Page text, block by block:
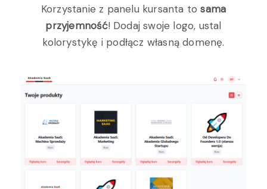
Korzystanie z panelu kursanta tosama
przyjemność! Dodaj swoje logo, ustal
kolorystykę i podłącz własną domenę.